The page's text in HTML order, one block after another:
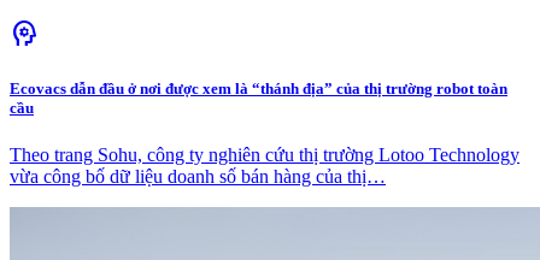
psychology
Ecovacs dẫn đầu ở nơi được xem là “thánh địa” của thị trường robot toàn
cầu
Theo trang Sohu, công ty nghiên cứu thị trường Lotoo Technology
vừa công bố dữ liệu doanh số bán hàng của thị…